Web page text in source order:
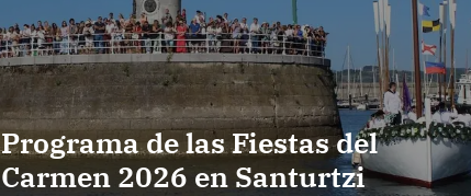
Programa de las Fiestas del
Carmen 2026 en Santurtzi